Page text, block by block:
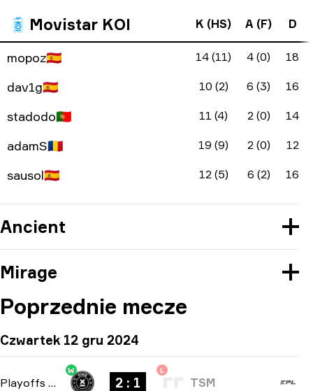
Movistar KOI K (HS) A (F) D
mopoz🇪🇸 14 (11) 4 (0) 18
dav1g🇪🇸 10 (2) 6 (3) 16
stadodo🇵🇹 11 (4) 2 (0) 14
adamS🇷🇴 19 (9) 2 (0) 12
sausol🇪🇸 12 (5) 6 (2) 16
Ancient
Mirage
Poprzednie mecze
Czwartek 12 gru 2024
Playoffs bo3
W
2 : 1
L
TSM